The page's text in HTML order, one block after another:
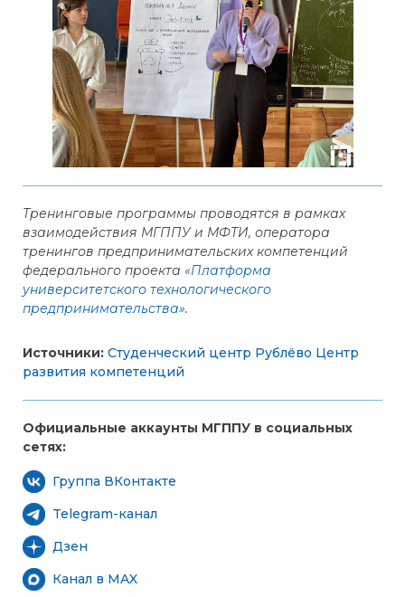
Тренинговые программы проводятся в рамках
взаимодействия МГППУ и МФТИ, оператора
тренингов предпринимательских компетенций
федерального проекта «Платформа
университетского технологического
предпринимательства».
Источники: Студенческий центр Рублёво Центр
развития компетенций
Официальные аккаунты МГППУ в социальных
сетях:
Группа ВКонтакте
Telegram-канал
Дзен
Канал в MAX